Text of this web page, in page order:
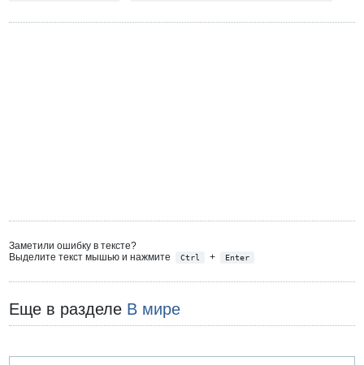
Заметили ошибку в тексте?
Выделите текст мышью и нажмите
Ctrl + Enter
Еще в разделе В мире